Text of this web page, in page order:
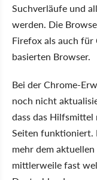
Suchverläufe und
werden. Die
Firefox als auch
basierten Browser.
Bei der Chrome-
noch nicht
dass das Hilfsmittel
Seiten funktioniert.
mehr dem
mittlerweile fast